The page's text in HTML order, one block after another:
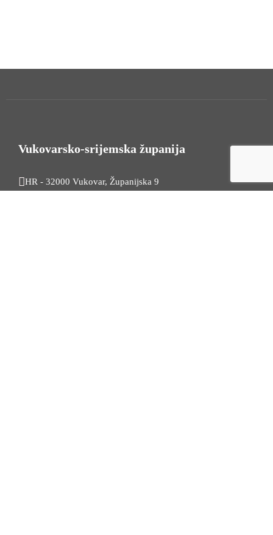
Vukovarsko-srijemska županija
HR - 32000 Vukovar, Županijska 9